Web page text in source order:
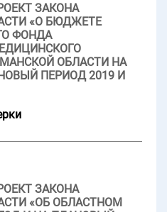
ЗАКОНА
«О БЮДЖЕТЕ
ФОНДА
ОБЛАСТИ НА
ПЕРИОД 2019 И
ЗАКОНА
«ОБ ОБЛАСТНОМ